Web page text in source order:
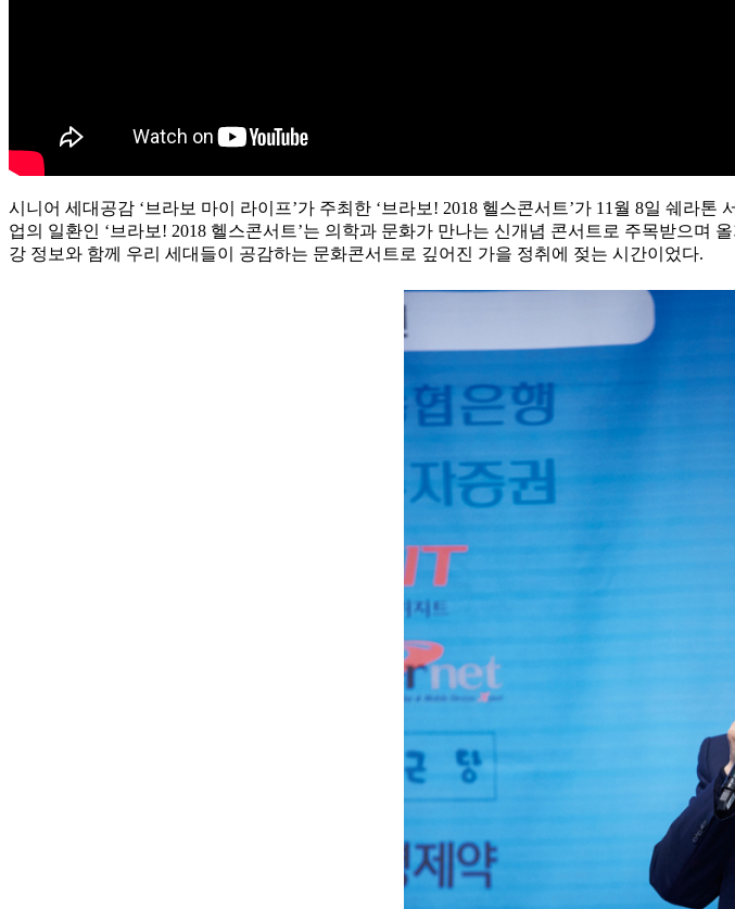
시니어 세대공감 ‘브라보 마이 라이프’가 주최한 ‘브라보! 2018 헬스콘서트’가 11월 8일 쉐라
업의 일환인 ‘브라보! 2018 헬스콘서트’는 의학과 문화가 만나는 신개념 콘서트로 주목받으며
강 정보와 함께 우리 세대들이 공감하는 문화콘서트로 깊어진 가을 정취에 젖는 시간이었다.